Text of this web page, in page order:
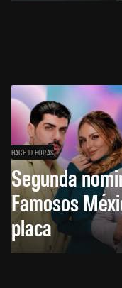
HACE 10 HORAS
Segunda
Famosos
placa